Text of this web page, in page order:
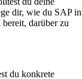
dir, wie du SAP in
darüber zu
du konkrete